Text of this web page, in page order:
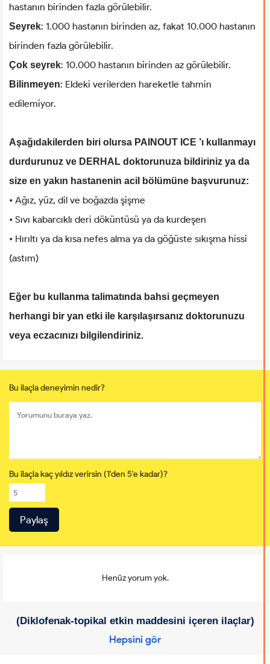
hastanın birinden fazla görülebilir.
Seyrek: 1.000 hastanın birinden az, fakat 10.000 hastanın
birinden fazla görülebilir.
Çok seyrek: 10.000 hastanın birinden az görülebilir.
Bilinmeyen: Eldeki verilerden hareketle tahmin
edilemiyor.
Aşağıdakilerden biri olursa PAINOUT ICE ’ı kullanmayı
durdurunuz ve DERHAL doktorunuza bildiriniz ya da
size en yakın hastanenin acil bölümüne başvurunuz:
• Ağız, yüz, dil ve boğazda şişme
• Sıvı kabarcıklı deri döküntüsü ya da kurdeşen
• Hırıltı ya da kısa nefes alma ya da göğüste sıkışma hissi
(astım)
Eğer bu kullanma talimatında bahsi geçmeyen
herhangi bir yan etki ile karşılaşırsanız doktorunuzu
veya eczacınızı bilgilendiriniz.
Bu ilaçla deneyimin nedir?
Bu ilaçla kaç yıldız verirsin (1'den 5'e kadar)?
Henüz yorum yok.
(Diklofenak-topikal etkin maddesini içeren ilaçlar)
Hepsini gör